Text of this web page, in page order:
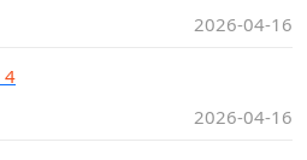
2026-04-16
4
2026-04-16